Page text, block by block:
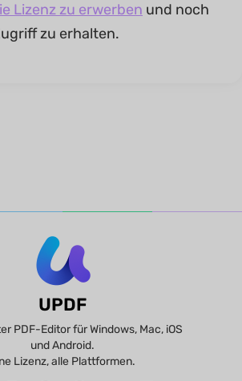
Lizenz zu erwerben und noch
zu erhalten.
UPDF
PDF-Editor für Windows, Mac, iOS
und Android.
Lizenz, alle Plattformen.